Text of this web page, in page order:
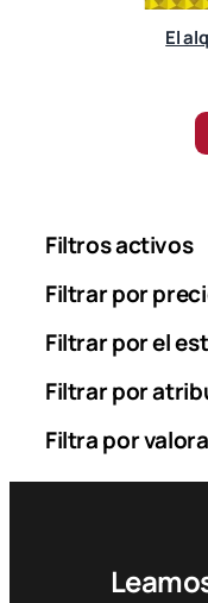
El
Filtros activos
Filtrar por
Filtrar por el
Filtrar por
Filtra por